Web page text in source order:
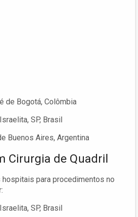
de Bogotá, Colômbia
SP, Brasil
Buenos Aires, Argentina
Cirurgia de Quadril
para procedimentos no
SP, Brasil